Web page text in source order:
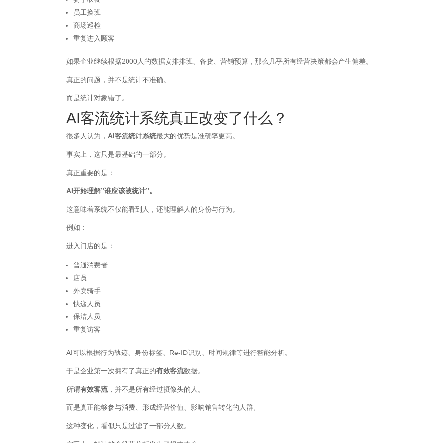
员工换班
商场巡检
重复进入顾客
如果企业继续根据2000人的数据安排排班、备货、营销预算，那么几乎所有经营决策都会产生偏差。
真正的问题，并不是统计不准确。
而是统计对象错了。
AI客流统计系统真正改变了什么？
很多人认为， AI客流统计系统最大的优势是准确率更高。
事实上，这只是最基础的一部分。
真正重要的是：
AI开始理解”谁应该被统计”。
这意味着系统不仅能看到人，还能理解人的身份与行为。
例如：
进入门店的是：
普通消费者
店员
外卖骑手
快递人员
保洁人员
重复访客
AI可以根据行为轨迹、身份标签、Re-ID识别、时间规律等进行智能分析。
于是企业第一次拥有了真正的有效客流数据。
所谓有效客流，并不是所有经过摄像头的人。
而是真正能够参与消费、形成经营价值、影响销售转化的人群。
这种变化，看似只是过滤了一部分人数。